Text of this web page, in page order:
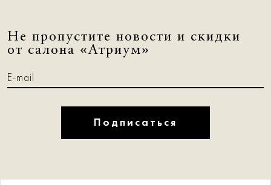
Не пропустите новости и скидки
от салона «Атриум»
Подписаться